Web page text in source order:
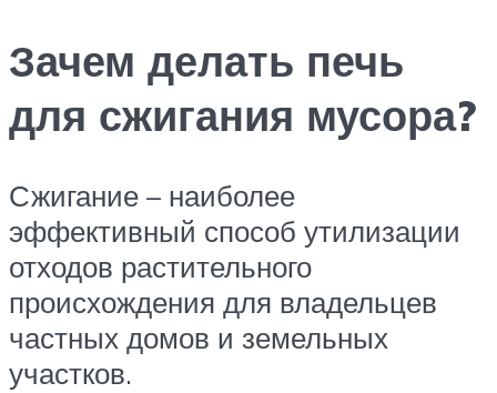
Зачем делать печь
для сжигания мусора?
Сжигание – наиболее
эффективный способ утилизации
отходов растительного
происхождения для владельцев
частных домов и земельных
участков.